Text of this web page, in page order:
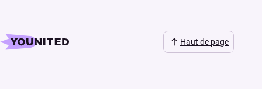
Haut de page